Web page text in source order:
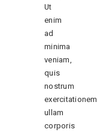
Ut
enim
ad
minima
veniam,
quis
nostrum
exercitationem
ullam
corporis